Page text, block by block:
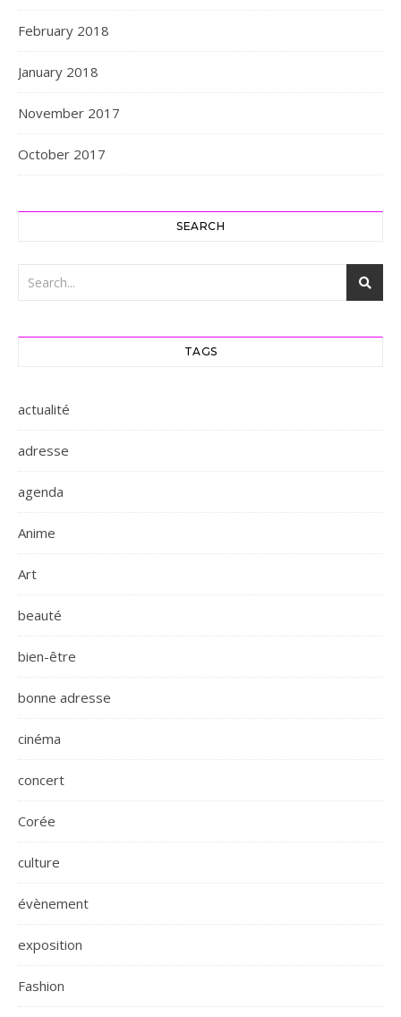
February 2018
January 2018
November 2017
October 2017
SEARCH
TAGS
actualité
adresse
agenda
Anime
Art
beauté
bien-être
bonne adresse
cinéma
concert
Corée
culture
évènement
exposition
Fashion